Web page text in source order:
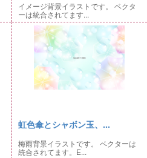
イメージ背景イラストです。 ベクタ
ーは統合されてます...
虹色傘とシャボン玉、...
梅雨背景イラストです。 ベクターは
統合されてます。E...